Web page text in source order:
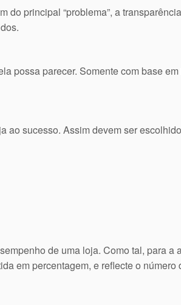
principal “problema”, a
possa parecer. Somente com base
sucesso. Assim devem ser
de uma loja. Como tal, para
em percentagem, e reflecte o